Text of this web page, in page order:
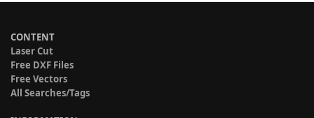
CONTENT
Laser Cut
Free DXF Files
Free Vectors
All Searches/Tags